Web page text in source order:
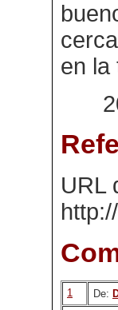
en la
URL
1 De: